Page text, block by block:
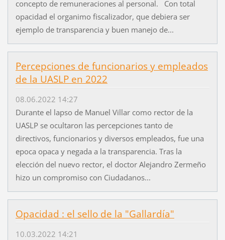
concepto de remuneraciones al personal. Con total
opacidad el organimo fiscalizador, que debiera ser
ejemplo de transparencia y buen manejo de...
Percepciones de funcionarios y empleados
de la UASLP en 2022
08.06.2022 14:27
Durante el lapso de Manuel Villar como rector de la
UASLP se ocultaron las percepciones tanto de
directivos, funcionarios y diversos empleados, fue una
epoca opaca y negada a la transparencia. Tras la
elección del nuevo rector, el doctor Alejandro Zermeño
hizo un compromiso con Ciudadanos...
Opacidad : el sello de la "Gallardía"
10.03.2022 14:21